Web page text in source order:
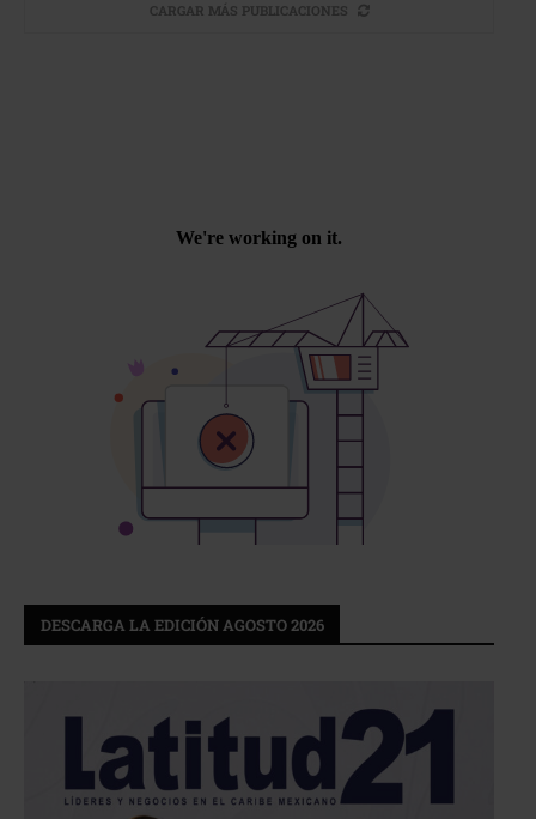
CARGAR MÁS PUBLICACIONES
DESCARGA LA EDICIÓN AGOSTO 2026